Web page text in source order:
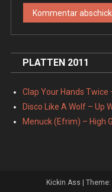
PLATTEN 2011
Clap Your Hands
Disco Like A Wolf – Up
Menuck (Efrim) – High
Kickin Ass | Theme: